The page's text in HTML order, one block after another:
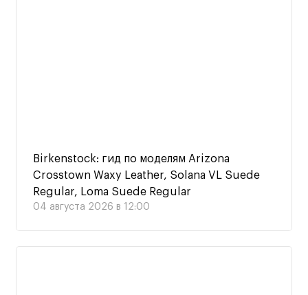
Birkenstock: гид по моделям Arizona
Crosstown Waxy Leather, Solana VL Suede
Regular, Loma Suede Regular
04 августа 2026 в 12:00